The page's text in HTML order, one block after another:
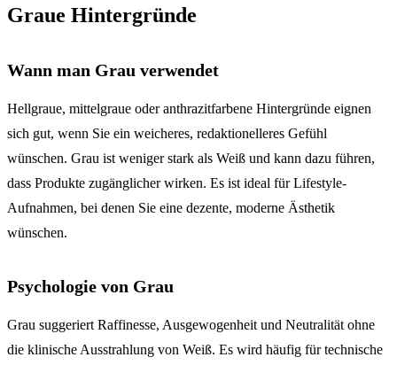
Graue Hintergründe
Wann man Grau verwendet
Hellgraue, mittelgraue oder anthrazitfarbene Hintergründe eignen
sich gut, wenn Sie ein weicheres, redaktionelleres Gefühl
wünschen. Grau ist weniger stark als Weiß und kann dazu führen,
dass Produkte zugänglicher wirken. Es ist ideal für Lifestyle-
Aufnahmen, bei denen Sie eine dezente, moderne Ästhetik
wünschen.
Psychologie von Grau
Grau suggeriert Raffinesse, Ausgewogenheit und Neutralität ohne
die klinische Ausstrahlung von Weiß. Es wird häufig für technische